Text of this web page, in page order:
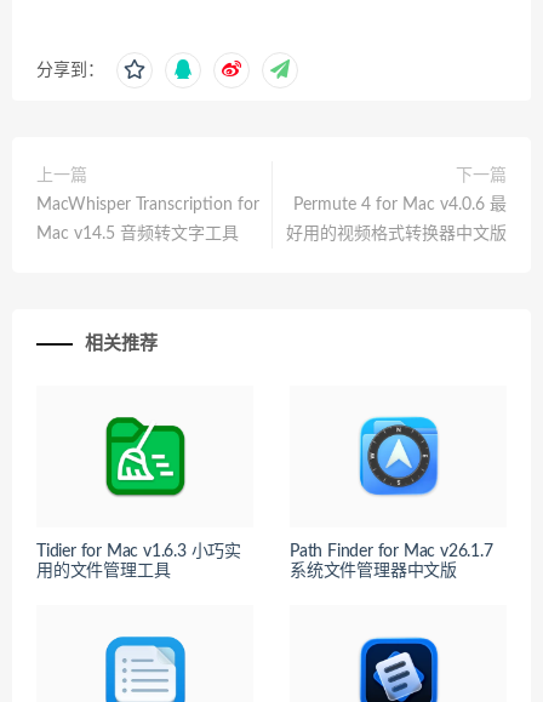
分享到：
上一篇
MacWhisper Transcription for
Mac v14.5 音频转文字工具
下一篇
Permute 4 for Mac v4.0.6 最
好用的视频格式转换器中文版
相关推荐
Tidier for Mac v1.6.3 小巧实
用的文件管理工具
Path Finder for Mac v26.1.7
系统文件管理器中文版